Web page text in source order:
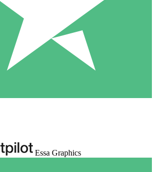
Essa Graphics